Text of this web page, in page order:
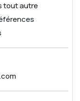
tout autre